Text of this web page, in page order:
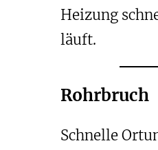
Heizung
läuft.
Rohrbruch
Schnelle